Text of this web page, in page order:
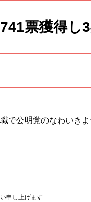
票獲得し
で公明党のなわいき
申し上げます